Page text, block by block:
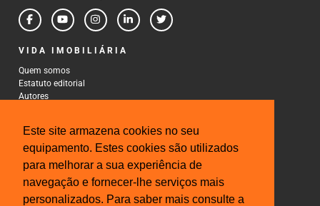
Este site armazena cookies no seu
equipamento. Estes cookies são utilizados
para melhorar a sua experiência de
navegação e fornecer-lhe serviços mais
personalizados. Para saber mais consulte a
VIDA IMOBILIÁRIA
Quem somos
Estatuto editorial
Autores
CONTACTOS
Rua Gonçalo Cristovão, 185 - 6º
4000-269 Porto
Tel: 222 085 009
Fax: 222 085 010